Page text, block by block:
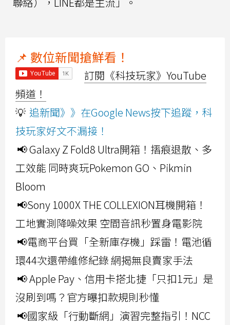
📌 數位新聞搶鮮看！
訂閱《科技玩家》YouTube
頻道！
💡 追新聞》》在Google News按下追蹤，科
技玩家好文不漏接！
📢 Galaxy Z Fold8 Ultra開箱！摺痕退散、多
工效能 同時爽玩Pokemon GO、Pikmin
Bloom
📢Sony 1000X THE COLLEXION耳機開箱！
工地實測降噪效果 空間音訊秒置身電影院
📢電商平台買「全新庫存機」踩雷！電池循
環44次還帶維修紀錄 網揭無良賣家手法
📢 Apple Pay、信用卡搭北捷「只扣1元」是
沒刷到嗎？官方曝扣款規則秒懂
📢國家級「行動斷網」演習完整指引！NCC